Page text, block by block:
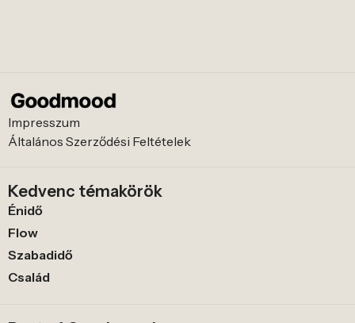
Impresszum
Általános Szerződési Feltételek
Kedvenc témakörök
Énidő
Flow
Szabadidő
Család